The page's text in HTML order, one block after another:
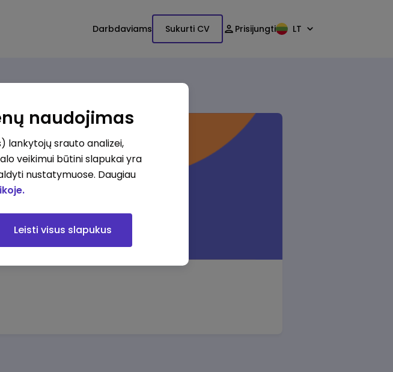
Darbdaviams Sukurti CV Prisijungti LT
naudojimas
lankytojų srauto analizei,
veikimui būtini slapukai yra
nustatymuose. Daugiau
Leisti visus slapukus